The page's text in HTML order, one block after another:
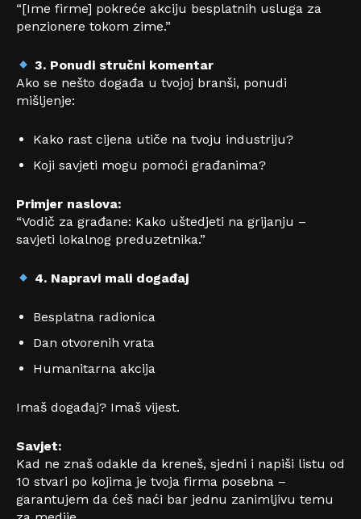
“[Ime firme] pokreće akciju besplatnih usluga za
penzionere tokom zime.”
3. Ponudi stručni komentar
Ako se nešto događa u tvojoj branši, ponudi
mišljenje:
Kako rast cijena utiče na tvoju industriju?
Koji savjeti mogu pomoći građanima?
Primjer naslova:
“Vodič za građane: Kako uštedjeti na grijanju –
savjeti lokalnog preduzetnika.”
4. Napravi mali događaj
Besplatna radionica
Dan otvorenih vrata
Humanitarna akcija
Imaš događaj? Imaš vijest.
Savjet:
Kad ne znaš odakle da kreneš, sjedni i napiši listu od
10 stvari po kojima je tvoja firma posebna –
garantujem da ćeš naći bar jednu zanimljivu temu